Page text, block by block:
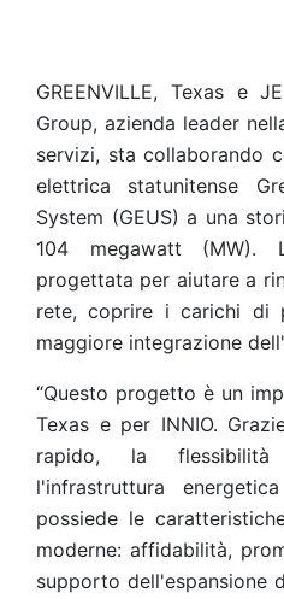
GREENVILLE, Texas e
Group, azienda leader
servizi, sta collaborando
elettrica statunitense
System (GEUS) a una
104 megawatt (MW).
progettata per aiutare a
rete, coprire i carichi di
maggiore integrazione
“Questo progetto è un
Texas e per INNIO.
rapido, la
l'infrastruttura
possiede le
moderne: affidabilità,
supporto dell'espansione